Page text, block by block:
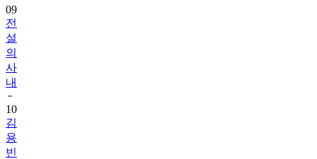
09
전
설
의
사
내
10
김
용
빈